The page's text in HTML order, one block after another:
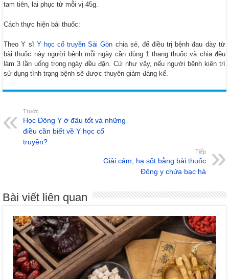
tam tiên, lai phục tử mỗi vị 45g.
Cách thực hiện bài thuốc:
Theo Y sĩ Y học cổ truyền Sài Gòn chia sẻ, để điều trị bệnh đau dày từ
bài thuốc này người bệnh mỗi ngày cần dùng 1 thang thuốc và chia đều
làm 3 lần uống trong ngày đều đặn. Cứ như vậy, nếu người bệnh kiên trì
sử dụng tình trạng bệnh sẽ được thuyên giảm đáng kể.
Trước
Học Đông Y ở đâu tốt và những
điều cần biết về Y học cổ
truyền?
Tiếp
Giải cảm, hạ sốt bằng bài thuốc
Đông y chứa bạc hà
Bài viết liên quan